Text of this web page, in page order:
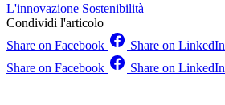
L'innovazione Sostenibilità
Condividi l'articolo
Share on Facebook
Share on LinkedIn
Share on Facebook
Share on LinkedIn